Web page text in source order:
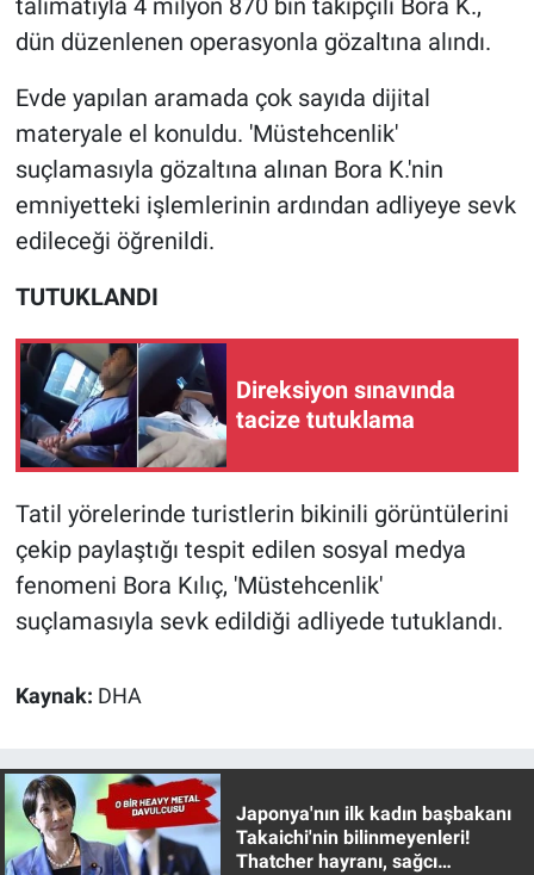
talimatıyla 4 milyon 870 bin takipçili Bora K.,
dün düzenlenen operasyonla gözaltına alındı.
Evde yapılan aramada çok sayıda dijital
materyale el konuldu. 'Müstehcenlik'
suçlamasıyla gözaltına alınan Bora K.'nin
emniyetteki işlemlerinin ardından adliyeye sevk
edileceği öğrenildi.
TUTUKLANDI
Direksiyon sınavında
tacize tutuklama
Tatil yörelerinde turistlerin bikinili görüntülerini
çekip paylaştığı tespit edilen sosyal medya
fenomeni Bora Kılıç, 'Müstehcenlik'
suçlamasıyla sevk edildiği adliyede tutuklandı.
Kaynak: DHA
Japonya'nın ilk kadın başbakanı
Takaichi'nin bilinmeyenleri!
Thatcher hayranı, sağcı
Koronavirüs
Kültür Sanat
Ne demişti
Nedir
Programlar
Sağlık
Spor
Teknoloji
Türkiye'nin Geleceği
Yerel Gündem
Yerel Yaşam
Canlı Yayın